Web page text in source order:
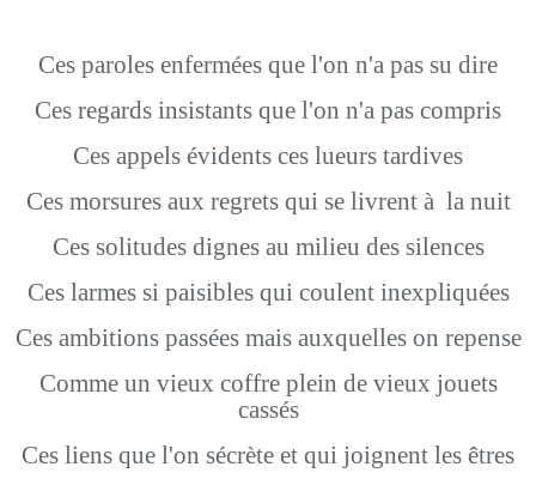
Ces paroles enfermées que l'on n'a pas su dire
Ces regards insistants que l'on n'a pas compris
Ces appels évidents ces lueurs tardives
Ces morsures aux regrets qui se livrent à la nuit
Ces solitudes dignes au milieu des silences
Ces larmes si paisibles qui coulent inexpliquées
Ces ambitions passées mais auxquelles on repense
Comme un vieux coffre plein de vieux jouets
cassés
Ces liens que l'on sécrète et qui joignent les êtres